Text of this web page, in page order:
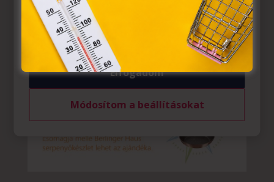
belül működnek, a „sütik" használatához, és ezeknek a
felhasználó számítógépén vagy egyéb eszközén történő
tárolásához a felhasználók hozzájárulását kell kérniük.
Elfogadom
Módosítom a beállításokat